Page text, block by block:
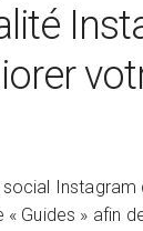
social Instagram
Guides » afin